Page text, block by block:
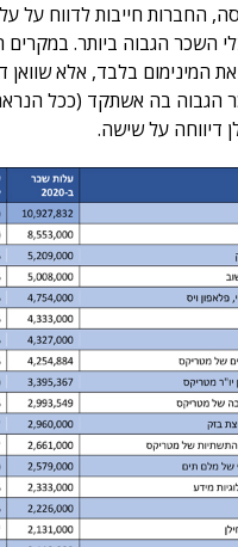
החברות חייבות לדווח על
השכר הגבוה ביותר. במקרים
המינימום בלבד, אלא שוואן
הגבוה בה אשתקד (ככל
דיווחה על שישה.